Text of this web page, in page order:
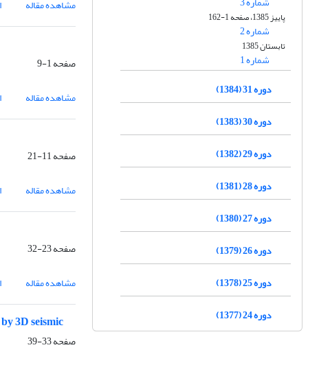
مشاهده مقاله
صفحه1-9
مشاهده مقاله
صفحه11-21
مشاهده مقاله
صفحه23-32
مشاهده مقاله
3D seismic
صفحه33-39
پاییز 1385، صفحه 1-162
شماره 2
تابستان 1385
شماره 1
دوره 31 (1384)
دوره 30 (1383)
دوره 29 (1382)
دوره 28 (1381)
دوره 27 (1380)
دوره 26 (1379)
دوره 25 (1378)
دوره 24 (1377)